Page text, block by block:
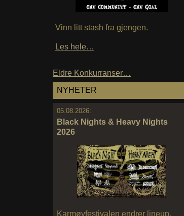
Vinn litt stash fra gjengen.
Les hele…
Eldre Konkurranser…
NYHETER
05.08.2026:
Black Nights & Heavy Nights
2026
Karmøyfestivalen endrer lineup.